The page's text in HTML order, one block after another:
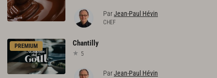
ParJean-Paul Hévin
CHEF
PREMIUM Chantilly
5
ParJean-Paul Hévin